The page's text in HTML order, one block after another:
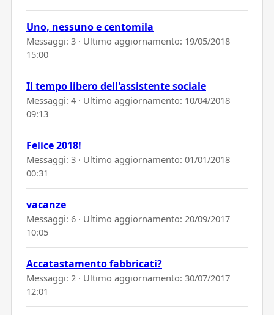
Uno, nessuno e centomila
Messaggi: 3 · Ultimo aggiornamento: 19/05/2018
15:00
Il tempo libero dell'assistente sociale
Messaggi: 4 · Ultimo aggiornamento: 10/04/2018
09:13
Felice 2018!
Messaggi: 3 · Ultimo aggiornamento: 01/01/2018
00:31
vacanze
Messaggi: 6 · Ultimo aggiornamento: 20/09/2017
10:05
Accatastamento fabbricati?
Messaggi: 2 · Ultimo aggiornamento: 30/07/2017
12:01